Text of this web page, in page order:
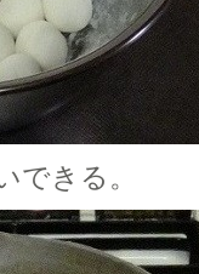
きる。